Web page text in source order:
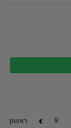
ראשון 9